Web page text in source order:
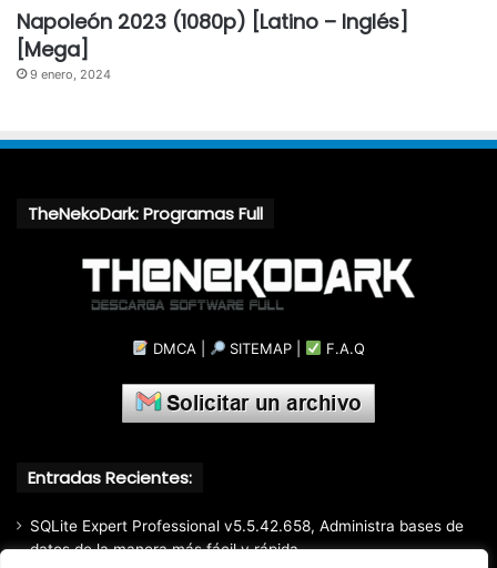
Napoleón 2023 (1080p) [Latino – Inglés]
[Mega]
9 enero, 2024
TheNekoDark: Programas Full
DMCA SITEMAP F.A.Q
Entradas Recientes:
SQLite Expert Professional v5.5.42.658, Administra bases de
datos de la manera más fácil y rápida